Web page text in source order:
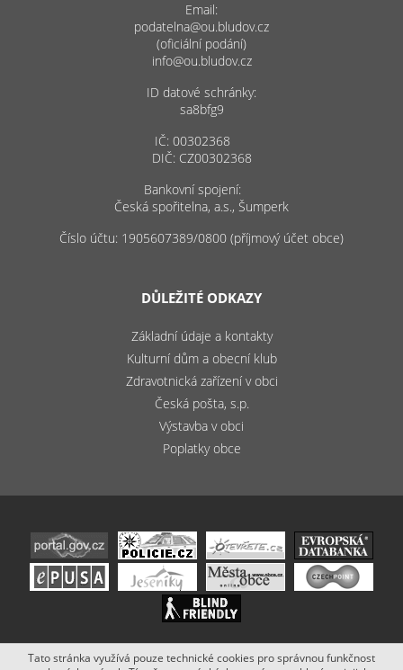
Email:
podatelna@ou.bludov.cz
(oficiální podání)
info@ou.bludov.cz
ID datové schránky:
sa8bfg9
IČ: 00302368
DIČ: CZ00302368
Bankovní spojení:
Česká spořitelna, a.s., Šumperk
Číslo účtu: 1905607389/0800 (příjmový účet obce)
DŮLEŽITÉ ODKAZY
Základní údaje a kontakty
Kulturní dům a obecní klub
Zdravotnická zařízení v obci
Česká pošta, s.p.
Výstavba v obci
Poplatky obce
Tato stránka využívá pouze technické cookies pro správnou funkčnost